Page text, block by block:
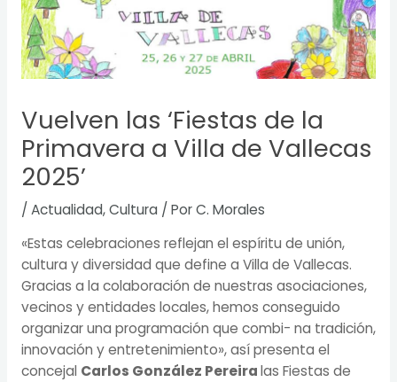
Vuelven las ‘Fiestas de la
Primavera a Villa de Vallecas
2025’
/ Actualidad,Cultura / PorC. Morales
«Estas celebraciones reflejan el espíritu de unión,
cultura y diversidad que define a Villa de Vallecas.
Gracias a la colaboración de nuestras asociaciones,
vecinos y entidades locales, hemos conseguido
organizar una programación que combi- na tradición,
innovación y entretenimiento», así presenta el
concejal Carlos González Pereiralas Fiestas de